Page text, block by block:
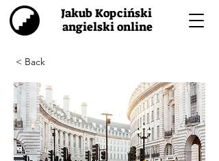
Jakub Kopciński
angielski online
< Back